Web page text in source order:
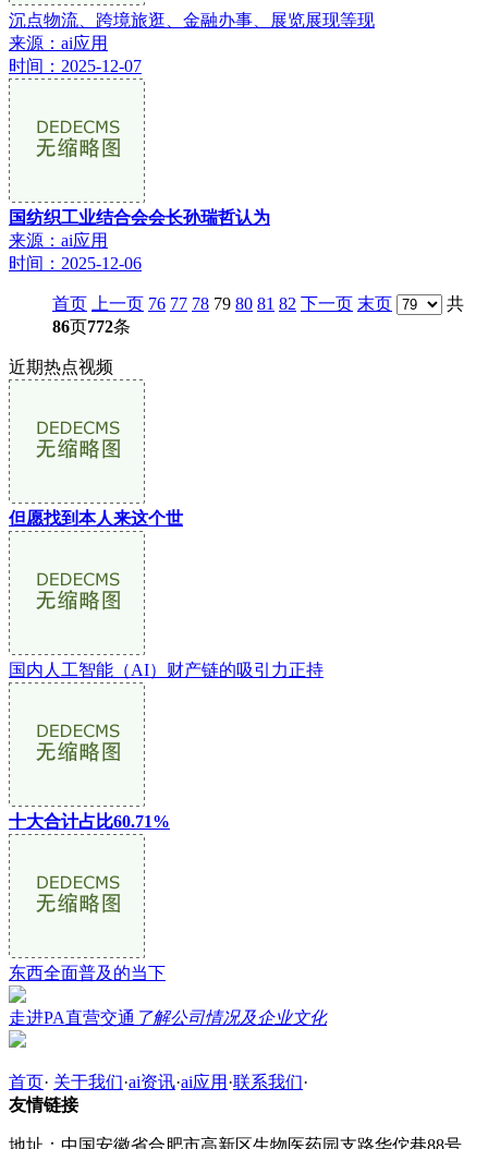
沉点物流、跨境旅逛、金融办事、展览展现等现
来源：ai应用
时间：2025-12-07
国纺织工业结合会会长孙瑞哲认为
来源：ai应用
时间：2025-12-06
首页 上一页 76 77 78 79 80 81 82 下一页 末页
共
86页772条
近期热点视频
但愿找到本人来这个世
国内人工智能（AI）财产链的吸引力正持
十大合计占比60.71%
东西全面普及的当下
走进PA直营交通 了解公司情况及企业文化
首页· 关于我们·ai资讯·ai应用 ·联系我们·
友情链接